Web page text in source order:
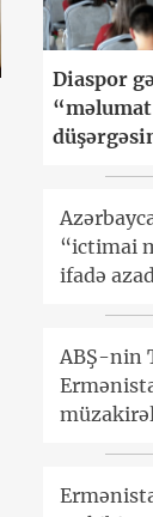
Diaspor
“ictimai
ifadə
ABŞ-nin